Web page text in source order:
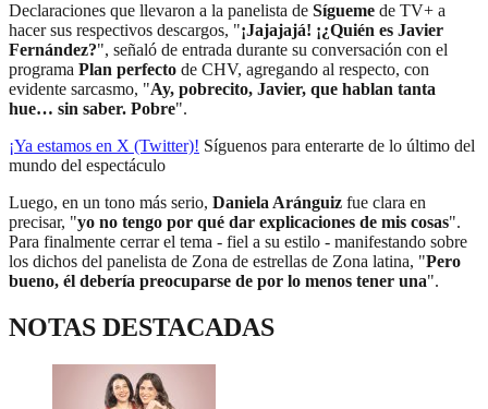
Declaraciones que llevaron a la panelista de Sígueme de TV+ a
hacer sus respectivos descargos, "¡Jajajajá! ¡¿Quién es Javier
Fernández?", señaló de entrada durante su conversación con el
programa Plan perfecto de CHV, agregando al respecto, con
evidente sarcasmo, "Ay, pobrecito, Javier, que hablan tanta
hue… sin saber. Pobre".
¡Ya estamos en X (Twitter)! Síguenos para enterarte de lo último del
mundo del espectáculo
Luego, en un tono más serio, Daniela Aránguiz fue clara en
precisar, "yo no tengo por qué dar explicaciones de mis cosas".
Para finalmente cerrar el tema - fiel a su estilo - manifestando sobre
los dichos del panelista de Zona de estrellas de Zona latina, "Pero
bueno, él debería preocuparse de por lo menos tener una".
NOTAS DESTACADAS